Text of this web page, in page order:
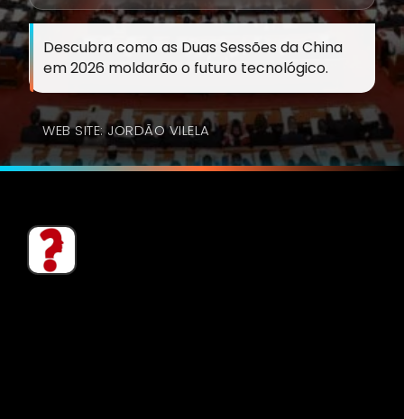
Descubra como as Duas Sessões da China
em 2026 moldarão o futuro tecnológico.
WEB SITE: JORDÃO VILELA